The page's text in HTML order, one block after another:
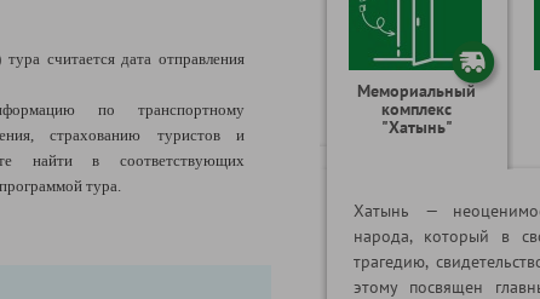
считается дата отправления
по транспортному
страхованию туристов и
найти в соответствующих
тура.
Мемориальный
комплекс
"Хатынь"
Хатынь —
народа, который в
трагедию,
этому посвящен